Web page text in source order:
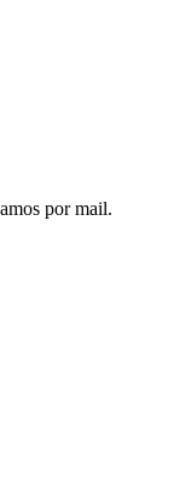
por mail.